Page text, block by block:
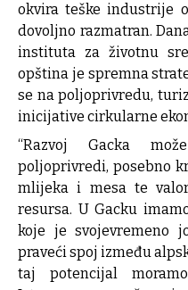
okvira teške industrije
dovoljno razmatran.
instituta za životnu
opština je spremna
se na poljoprivredu,
inicijative cirkularne
“Razvoj Gacka
poljoprivredi, posebno
mlijeka i mesa te
resursa. U Gacku
koje je svojevremeno
praveći spoj između
taj potencijal